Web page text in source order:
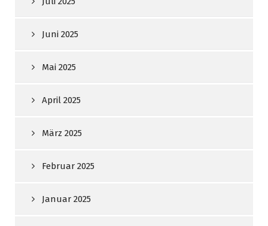
Juni 2025
Mai 2025
April 2025
März 2025
Februar 2025
Januar 2025